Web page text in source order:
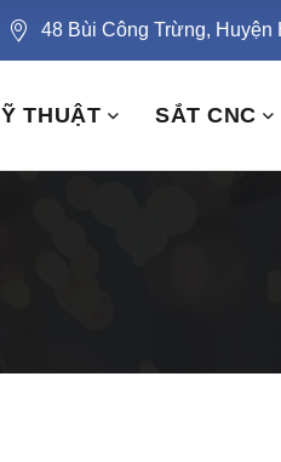
48 Bùi Công Trừng, Huyện
THUẬT SẮT CNC